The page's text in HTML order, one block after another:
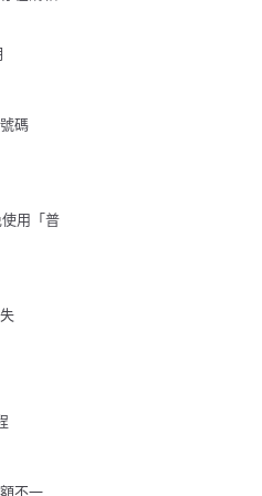
碼
用「普
不一